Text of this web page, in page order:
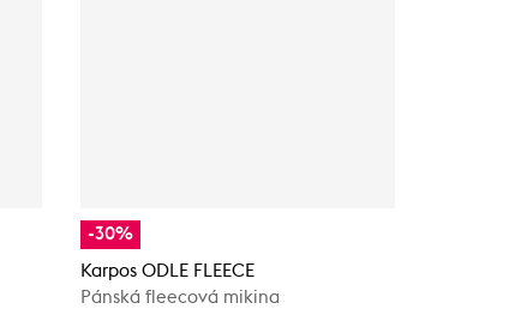
-30%
Karpos ODLE FLEECE
Pánská fleecová mikina